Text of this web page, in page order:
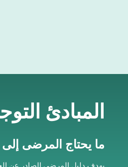
المبادئ
ما يحتاج المرضى
يهدف دليل المرضى الصادر عن